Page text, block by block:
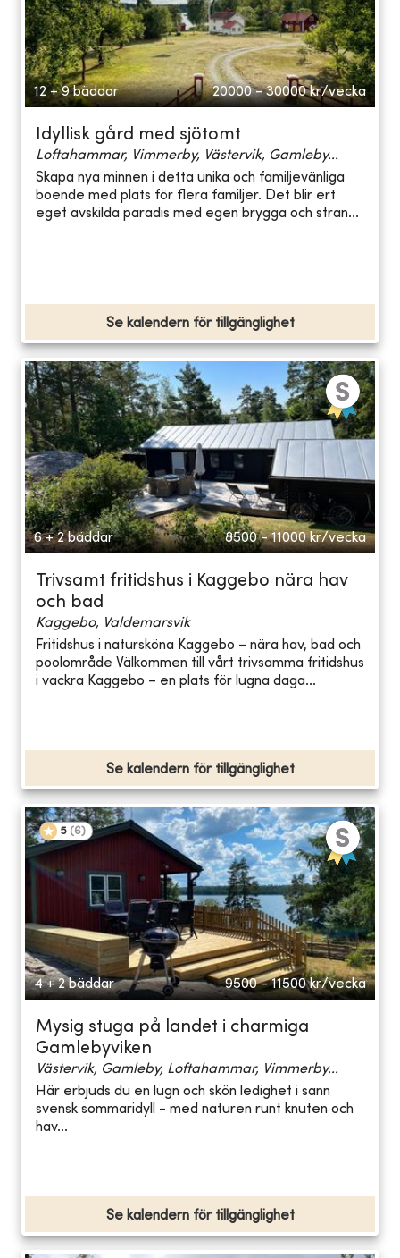
12 + 9 bäddar 20000 - 30000 kr/vecka
Idyllisk gård med sjötomt
Loftahammar, Vimmerby, Västervik, Gamleby...
Skapa nya minnen i detta unika och familjevänliga
boende med plats för flera familjer. Det blir ert
eget avskilda paradis med egen brygga och stran...
Se kalendern för tillgänglighet
6 + 2 bäddar 8500 - 11000 kr/vecka
Trivsamt fritidshus i Kaggebo nära hav
och bad
Kaggebo, Valdemarsvik
Fritidshus i natursköna Kaggebo – nära hav, bad och
poolområde Välkommen till vårt trivsamma fritidshus
i vackra Kaggebo – en plats för lugna daga...
Se kalendern för tillgänglighet
5 (6)
4 + 2 bäddar 9500 - 11500 kr/vecka
Mysig stuga på landet i charmiga
Gamlebyviken
Västervik, Gamleby, Loftahammar, Vimmerby...
Här erbjuds du en lugn och skön ledighet i sann
svensk sommaridyll - med naturen runt knuten och
hav...
Se kalendern för tillgänglighet